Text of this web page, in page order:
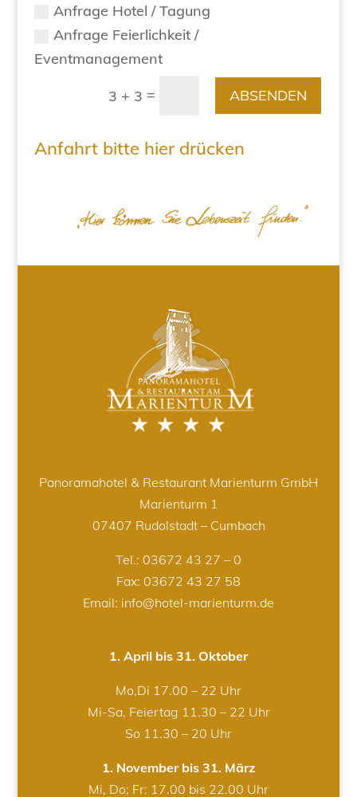
Anfrage Hotel / Tagung
Anfrage Feierlichkeit /
Eventmanagement
3 + 3 = ABSENDEN
Anfahrt bitte hier drücken
Panoramahotel & Restaurant Marienturm GmbH
Marienturm 1
07407 Rudolstadt – Cumbach
Tel.: 03672 43 27 – 0
Fax: 03672 43 27 58
Email: info@hotel-marienturm.de
1. April bis 31. Oktober
Mo,Di 17.00 – 22 Uhr
Mi-Sa, Feiertag 11.30 – 22 Uhr
So 11.30 – 20 Uhr
1. November bis 31. März
Mi, Do; Fr: 17.00 bis 22.00 Uhr